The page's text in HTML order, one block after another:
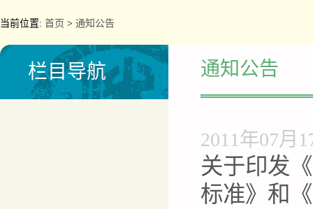
当前位置: 首页 > 通知公告
栏目导航 通知公告
2011年07月
关于印发
标准》和